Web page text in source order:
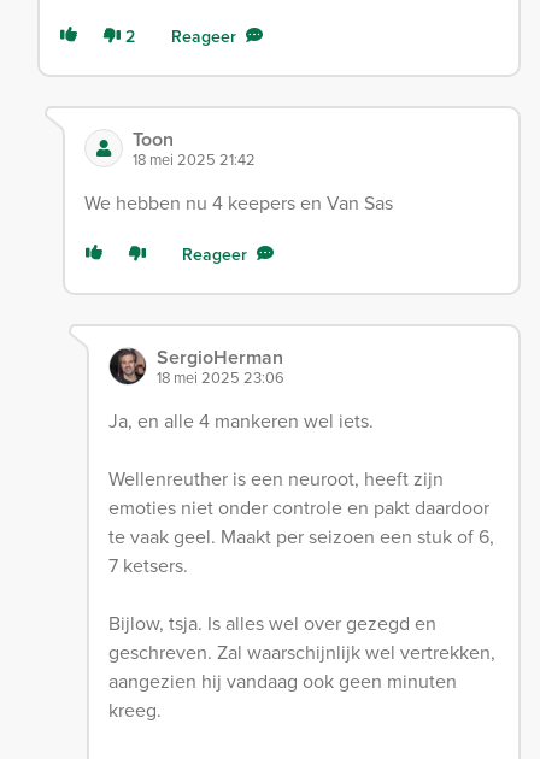
2 Reageer
Toon
18 mei 2025 21:42
We hebben nu 4 keepers en Van Sas
Reageer
SergioHerman
18 mei 2025 23:06
Ja, en alle 4 mankeren wel iets.
Wellenreuther is een neuroot, heeft zijn
emoties niet onder controle en pakt daardoor
te vaak geel. Maakt per seizoen een stuk of 6,
7 ketsers.
Bijlow, tsja. Is alles wel over gezegd en
geschreven. Zal waarschijnlijk wel vertrekken,
aangezien hij vandaag ook geen minuten
kreeg.